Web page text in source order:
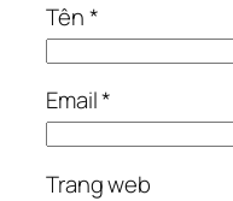
Tên*
Email*
Trang web